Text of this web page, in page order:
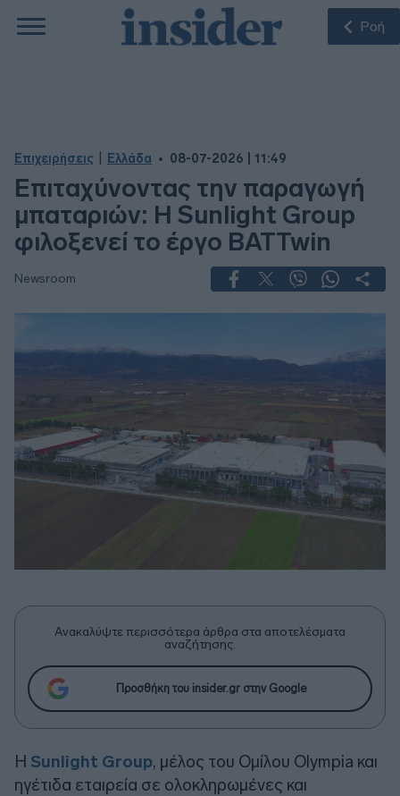
Ροή
Επιχειρήσεις Ελλάδα 08-07-2026 | 11:49
Επιταχύνοντας την παραγωγή
μπαταριών: Η Sunlight Group
φιλοξενεί το έργο BATTwin
Newsroom
Ανακαλύψτε περισσότερα άρθρα στα αποτελέσματα
αναζήτησης.
Προσθήκη του insider.gr στην Google
Η Sunlight Group, μέλος του Ομίλου Olympia και
ηγέτιδα εταιρεία σε ολοκληρωμένες και